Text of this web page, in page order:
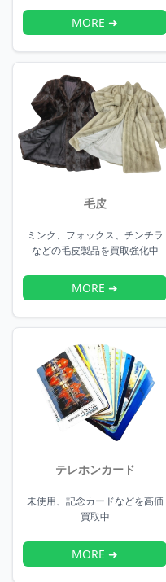
MORE ➜
毛皮
ミンク、フォックス、チンチラ
などの毛皮製品を買取強化中
MORE ➜
テレホンカード
未使用、記念カードなどを高価
買取中
MORE ➜